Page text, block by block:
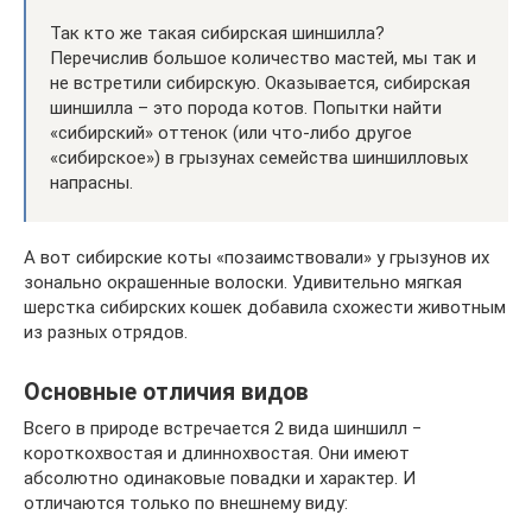
Так кто же такая сибирская шиншилла?
Перечислив большое количество мастей, мы так и
не встретили сибирскую. Оказывается, сибирская
шиншилла – это порода котов. Попытки найти
«сибирский» оттенок (или что-либо другое
«сибирское») в грызунах семейства шиншилловых
напрасны.
А вот сибирские коты «позаимствовали» у грызунов их
зонально окрашенные волоски. Удивительно мягкая
шерстка сибирских кошек добавила схожести животным
из разных отрядов.
Основные отличия видов
Всего в природе встречается 2 вида шиншилл ‒
короткохвостая и длиннохвостая. Они имеют
абсолютно одинаковые повадки и характер. И
отличаются только по внешнему виду: